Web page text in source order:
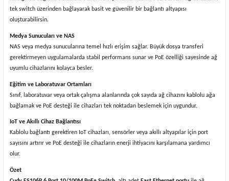
tek switch üzerinden bağlayarak basit ve güvenilir bir bağlantı altyapısı
oluşturabilirsin.
Medya Sunucuları ve NAS
NAS veya medya sunucularına temel hızlı erişim sağlar. Büyük dosya transferi
gerektirmeyen uygulamalarda stabil performans sunar ve PoE özelliği sayesinde ağ
uyumlu cihazlarını kolayca besler.
Eğitim ve Laboratuvar Ortamları
Sınıf, laboratuvar veya ortak çalışma alanlarında çok sayıda ağ cihazını kablolu ağa
bağlamak ve PoE desteği ile cihazları tek noktadan beslemek için uygundur.
IoT ve Akıllı Cihaz Bağlantısı
Kablolu bağlantı gerektiren IoT cihazları, sensörler veya akıllı altyapılar için port
sayısını artırır ve PoE desteği ile cihazların enerji ihtiyacını karşılamana yardımcı
olur.
Özet